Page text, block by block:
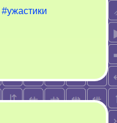
#ужастики